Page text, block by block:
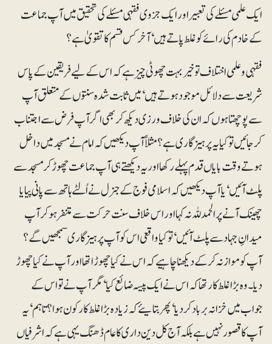
ایک علمی مسئلے کی تعبیر اور ایک جزوی فقہی مسئلے کی تحقیق میں آپ جماعت
کے خادم کی رائے کو غلط پاتے ہیں‘ آخر کس قسم کا تقویٰ ہے؟
فقہی و علمی اختلاف تو خیر بہت چھوٹی چیز ہے کہ اس کے لیے فریقین کے پاس
شریعت سے دلائل موجود ہوتے ہیں‘ میں ثابت شدہ سنتوں کے متعلق آپ
سے پوچھتا ہوں کہ ان کی خلاف ورزی دیکھ کر بھی اگر آپ فرض سے اجتناب
کرجائیں تو کیا یہ پرہیزگاری ہے؟ مثلاً آپ دیکھیں کہ امام نے مسجد میں داخل
ہوتے وقت بایاں قدم پہلے رکھا اور یہ دیکھتے ہی آپ جماعت چھوڑ کر مسجد سے
پلٹ آئیں‘ یا آپ دیکھیں کہ اسلامی فوج کے جنرل نے اُلٹے ہاتھ سے پانی پیا یا
چھینک آنے پر الحمدللہ نہ کہا اور اس خلاف سنت حرکت سے متنفر ہوکر آپ
میدانِ جہاد سے پلٹ آئیں‘ توکیا واقعی اس کو آپ پرہیزگاری سمجھیں گے؟
آپ کو موازنہ کر کے دیکھنا چاہیے کہ اس نے کیا چھوڑا تھا اور آپ نے کیا چھوڑ
دیا۔ وہ بڑا غلط کار تھا کہ اس نے ایک پیسہ ضائع کیا‘ مگر آپ نے تو اس کے
جواب میں خزانہ برباد کر دیا‘ پھر بتایئے کہ زیادہ بڑا غلط کار کون ہوا؟ تاہم ‘یہ
آپ کا قصور نہیں ہے بلکہ آج کل دین داری کا عام ڈھنگ یہی ہے کہ اشرفیاں